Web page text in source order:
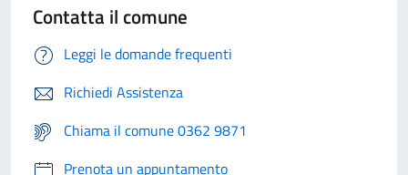
Contatta il comune
Leggi le domande frequenti
Richiedi Assistenza
Chiama il comune 0362 9871
Prenota un appuntamento